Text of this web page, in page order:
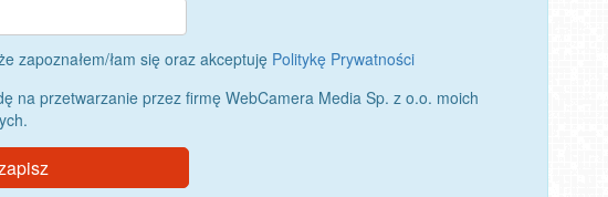
zapoznałem/łam się oraz akceptuję Politykę Prywatności
na przetwarzanie przez firmę WebCamera Media Sp. z o.o. moich